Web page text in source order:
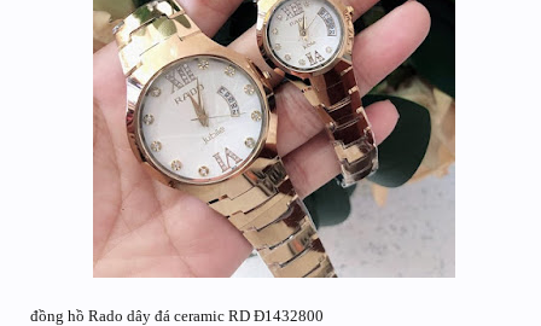
đồng hồ Rado dây đá ceramic RD Đ1432800